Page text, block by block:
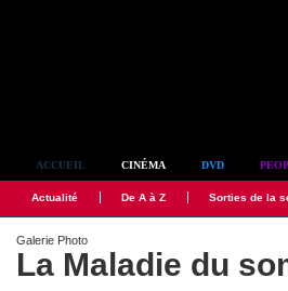
ACCUEIL CINÉMA DVD
Actualité De A à Z Sorties de la
Galerie Photo
La Maladie du